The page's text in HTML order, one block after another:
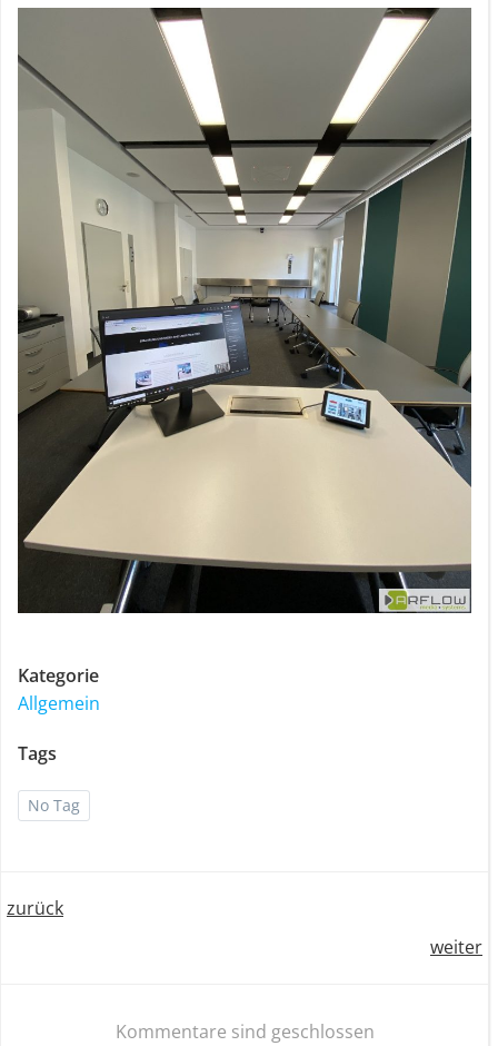
Kategorie
Allgemein
Tags
No Tag
Post
zurück
navigation
weiter
Kommentare sind geschlossen